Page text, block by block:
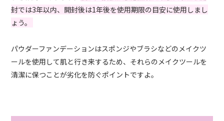
封では3年以内、開封後は1年後を使用期限の目安に使用しまし
ょう。
パウダーファンデーションはスポンジやブラシなどのメイクツ
ールを使用して肌と行き来するため、それらのメイクツールを
清潔に保つことが劣化を防ぐポイントですよ。